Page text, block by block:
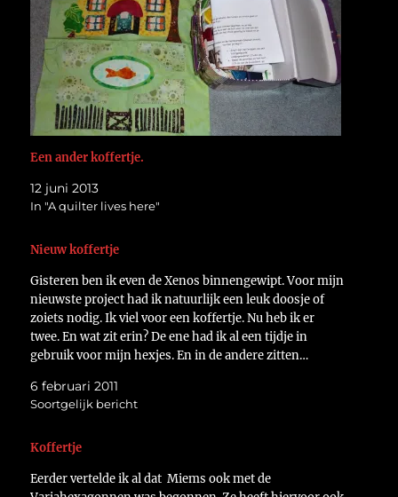
Een ander koffertje.
12 juni 2013
In "A quilter lives here"
Nieuw koffertje
Gisteren ben ik even de Xenos binnengewipt. Voor mijn
nieuwste project had ik natuurlijk een leuk doosje of
zoiets nodig. Ik viel voor een koffertje. Nu heb ik er
twee. En wat zit erin? De ene had ik al een tijdje in
gebruik voor mijn hexjes. En in de andere zitten…
6 februari 2011
Soortgelijk bericht
Koffertje
Eerder vertelde ik al dat Miems ook met de